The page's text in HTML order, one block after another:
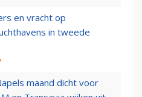
en vracht op
in tweede
maand dicht voor